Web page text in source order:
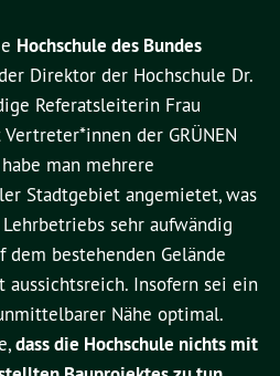
Hochschule des Bundes
Direktor der Hochschule Dr.
Referatsleiterin Frau
der GRÜNEN
man mehrere
Stadtgebiet angemietet, was
sehr aufwändig
bestehenden Gelände
aussichtsreich. Insofern sei ein
Nähe optimal.
dass die Hochschule nichts mit